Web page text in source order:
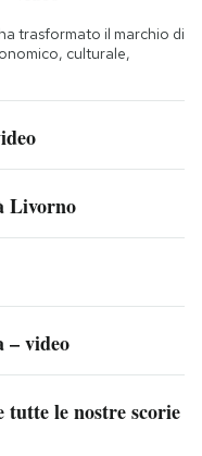
trasformato il marchio di
culturale,
Livorno
– video
tutte le nostre scorie